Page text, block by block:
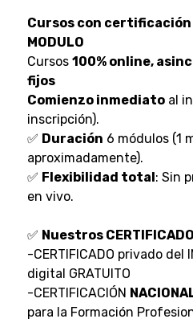
Cursos con certificación
MODULO
Cursos 100% online,
fijos
Comienzo inmediatoal
inscripción).
✅ Duración 6 módulos (1
aproximadamente).
✅ Flexibilidad total: Sin
en vivo.
✅ Nuestros
-CERTIFICADO privado del
digital GRATUITO
-CERTIFICACIÓN
para la Formación